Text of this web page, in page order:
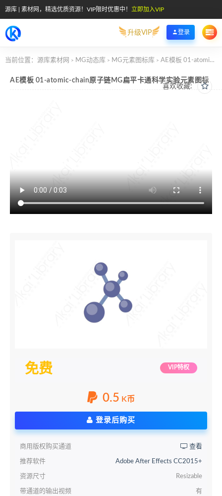
源库 | 素材网，精选优质资源！VIP限时优惠中！ 立即加入VIP
升级VIP 登录
当前位置： 源库素材网 > MG动态库 > MG元素图标库 > AE模板 01-atomic-chain原子链MG扁平卡通科学实验元素图标
喜欢收藏:
AE模板 01-atomic-chain原子链MG扁平卡通科学实验元素图标
免费 VIP特权
0.5 K币
登录后购买
商用版权购买通道 查看
推荐软件 Adobe After Effects CC2015+
资源尺寸 Resizable
带通道的输出视频 有